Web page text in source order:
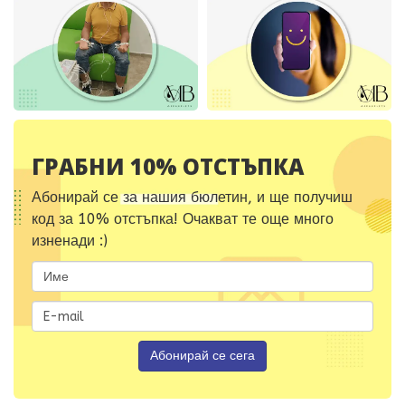
ГРАБНИ 10% ОТСТЪПКА
Абонирай се за нашия бюлетин, и ще получиш
код за 10% отстъпка! Очакват те още много
изненади :)